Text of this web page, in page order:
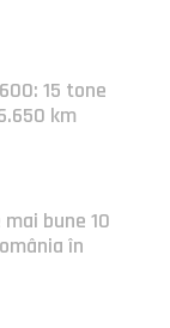
15 tone
km
bune 10
în